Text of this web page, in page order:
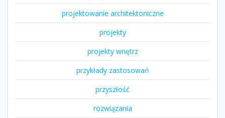
projektowanie architektoniczne
projekty
projekty wnętrz
przykłady zastosowań
przyszłość
rozwiązania